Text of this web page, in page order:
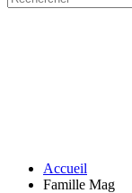
Accueil
Famille Mag